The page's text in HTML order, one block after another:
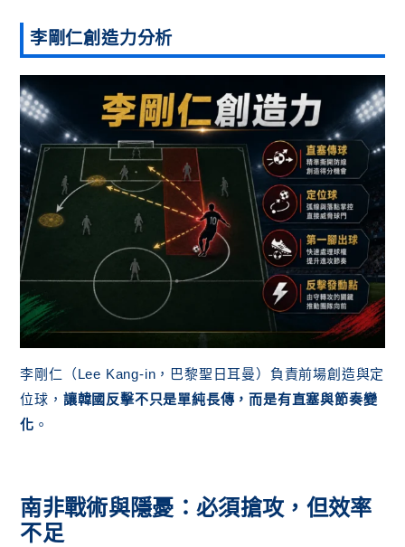
李剛仁創造力分析
李剛仁（Lee Kang-in，巴黎聖日耳曼）負責前場創造與定
位球， 讓韓國反擊不只是單純長傳，而是有直塞與節奏變
化 。
南非戰術與隱憂：必須搶攻，但效率
不足